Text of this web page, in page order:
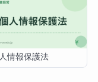
情報保護法